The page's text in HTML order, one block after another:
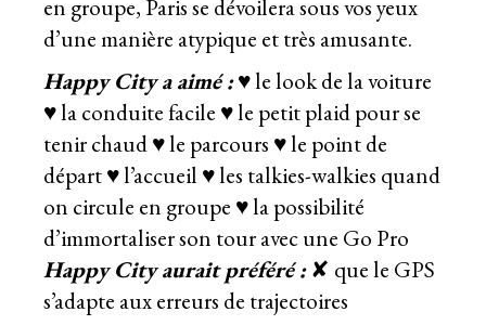
en groupe, Paris se dévoilera sous vos yeux
d’une manière atypique et très amusante.
Happy City a aimé :♥ le look de la voiture
♥ la conduite facile ♥ le petit plaid pour se
tenir chaud ♥ le parcours ♥ le point de
départ ♥ l’accueil ♥ les talkies-walkies quand
on circule en groupe ♥ la possibilité
d’immortaliser son tour avec une Go Pro
Happy City aurait préféré :✘ que le GPS
s’adapte aux erreurs de trajectoires